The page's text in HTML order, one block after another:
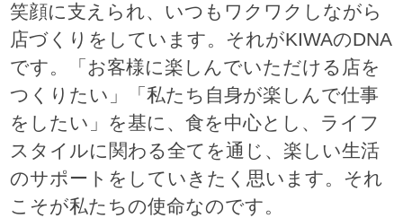
笑顔に支えられ、いつもワクワクしながら
店づくりをしています。それがKIWAのDNA
です。「お客様に楽しんでいただける店を
つくりたい」「私たち自身が楽しんで仕事
をしたい」を基に、食を中心とし、ライフ
スタイルに関わる全てを通じ、楽しい生活
のサポートをしていきたく思います。それ
こそが私たちの使命なのです。